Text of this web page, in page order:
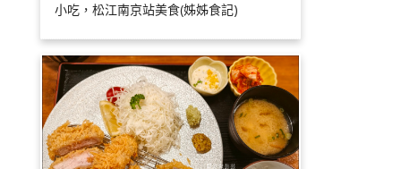
小吃，松江南京站美食(姊姊食記)